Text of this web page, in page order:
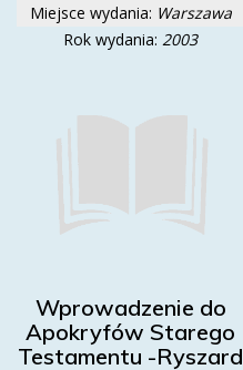
Miejsce wydania: Warszawa
Rok wydania: 2003
Wprowadzenie do
Apokryfów Starego
Testamentu -Ryszard